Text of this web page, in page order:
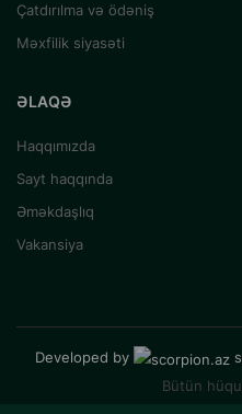
Çatdırılma və ödəniş
Məxfilik siyasəti
ƏLAQƏ
Haqqımızda
Sayt haqqında
Əməkdaşlıq
Vakansiya
Developed by
Bütün